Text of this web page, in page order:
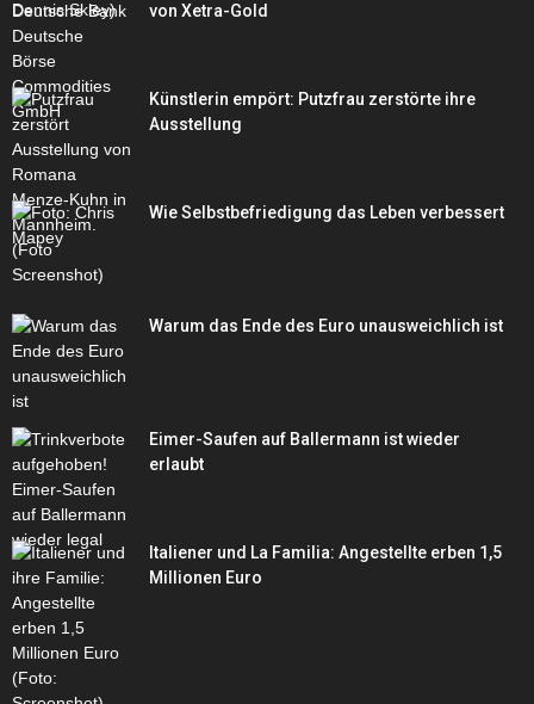
von Xetra-Gold
Künstlerin empört: Putzfrau zerstörte ihre
Ausstellung
Wie Selbstbefriedigung das Leben verbessert
Warum das Ende des Euro unausweichlich ist
Eimer-Saufen auf Ballermann ist wieder
erlaubt
Italiener und La Familia: Angestellte erben 1,5
Millionen Euro